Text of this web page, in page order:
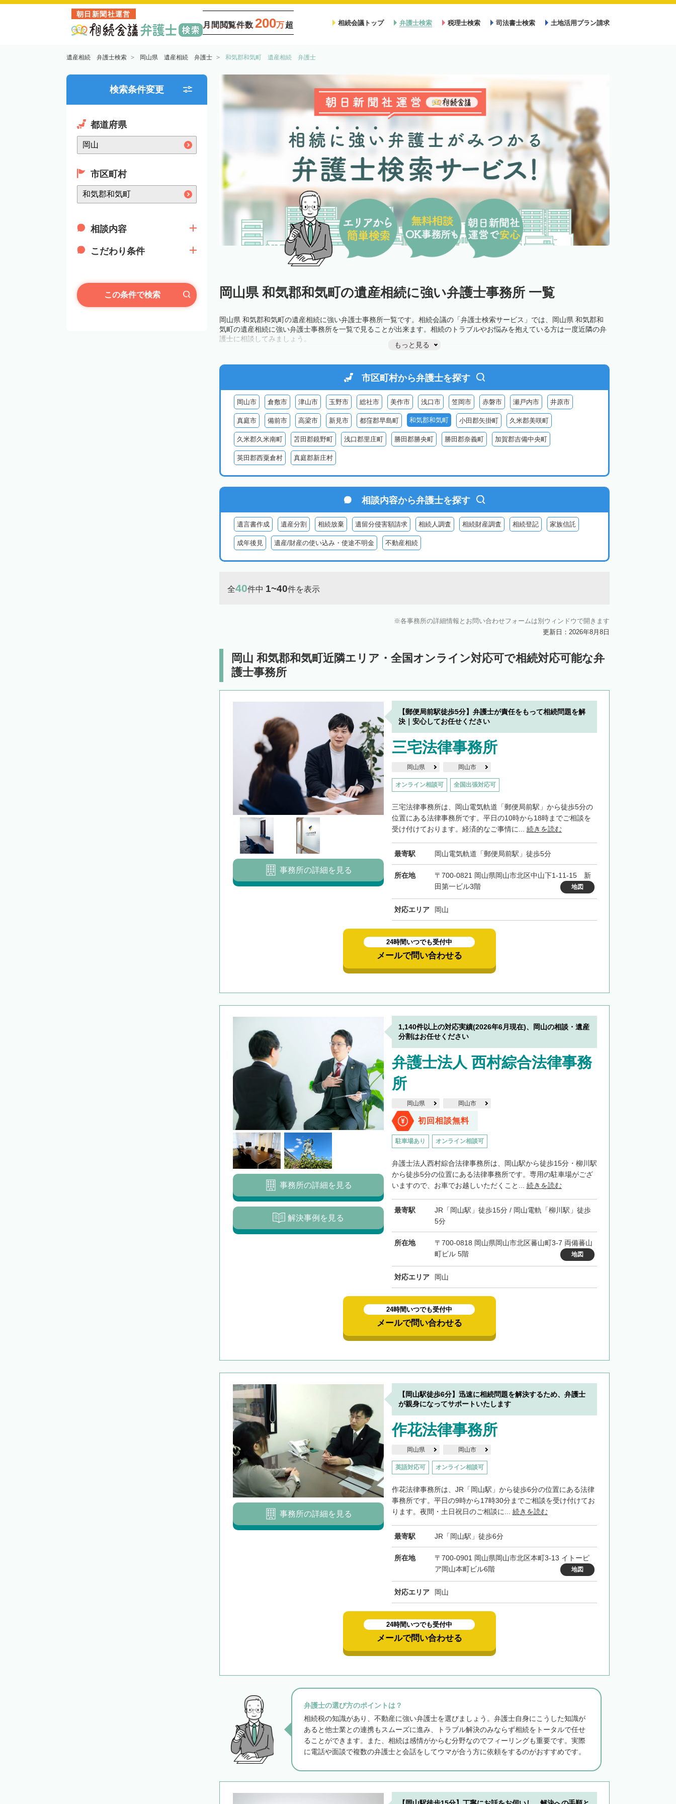
朝日新聞社運営
月間閲覧件数 200万超 相続会議トップ 弁護士検索 税理士検索 司法書士検索 土地活用プラン請求
遺産相続 弁護士検索 岡山県 遺産相続 弁護士 和気郡和気町 遺産相続 弁護士
検索条件変更
都道府県
市区町村
相談内容
こだわり条件
この条件で検索 岡山県 和気郡和気町の遺産相続に強い弁護士事務所 一覧
岡山県 和気郡和気町の遺産相続に強い弁護士事務所一覧です。相続会議の「弁護士検索サービス」では、岡山県 和気郡和
気町の遺産相続に強い弁護士事務所を一覧で見ることが出来ます。相続のトラブルやお悩みを抱えている方は一度近隣の弁
護士に相談してみましょう。
もっと見る
市区町村から弁護士を探す
岡山市 倉敷市 津山市 玉野市 総社市 美作市 浅口市 笠岡市 赤磐市 瀬戸内市 井原市
真庭市 備前市 高梁市 新見市 都窪郡早島町 和気郡和気町 小田郡矢掛町 久米郡美咲町
久米郡久米南町 苫田郡鏡野町 浅口郡里庄町 勝田郡勝央町 勝田郡奈義町 加賀郡吉備中央町
英田郡西粟倉村 真庭郡新庄村
相談内容から弁護士を探す
遺言書作成 遺産分割 相続放棄 遺留分侵害額請求 相続人調査 相続財産調査 相続登記 家族信託
成年後見 遺産/財産の使い込み・使途不明金 不動産相続
全40件中 1~40件を表示
各事務所の詳細情報とお問い合わせフォームは別ウィンドウで開きます
更新日：2026年8月8日
岡山 和気郡和気町近隣エリア・全国オンライン対応可で相続対応可能な弁
護士事務所
【郵便局前駅徒歩5分】弁護士が責任をもって相続問題を解
決｜安心してお任せください
三宅法律事務所
岡山県 岡山市
オンライン相談可 全国出張対応可
三宅法律事務所は、岡山電気軌道「郵便局前駅」から徒歩5分の
位置にある法律事務所です。平日の10時から18時までご相談を
受け付けております。経済的なご事情に... 続きを読む
最寄駅 岡山電気軌道「郵便局前駅」徒歩5分
所在地
〒700-0821 岡山県岡山市北区中山下1-11-15 新
田第一ビル3階
地図
対応エリア 岡山
事務所の詳細を見る
24時間いつでも受付中
メールで問い合わせる
1,140件以上の対応実績(2026年6月現在)、岡山の相談・遺産
分割はお任せください
弁護士法人 西村綜合法律事務
所
岡山県 岡山市
初回相談無料
駐車場あり オンライン相談可
弁護士法人西村綜合法律事務所は、岡山駅から徒歩15分・柳川駅
から徒歩5分の位置にある法律事務所です。専用の駐車場がござ
いますので、お車でお越しいただくこと... 続きを読む
最寄駅
JR「岡山駅」徒歩15分 / 岡山電軌「柳川駅」徒歩
5分
所在地
〒700-0818 岡山県岡山市北区蕃山町3-7 両備蕃山
町ビル 5階
地図
対応エリア 岡山
事務所の詳細を見る
解決事例を見る
24時間いつでも受付中
メールで問い合わせる
【岡山駅徒歩6分】迅速に相続問題を解決するため、弁護士
が親身になってサポートいたします
作花法律事務所
岡山県 岡山市
英語対応可 オンライン相談可
作花法律事務所は、JR「岡山駅」から徒歩6分の位置にある法律
事務所です。平日の9時から17時30分までご相談を受け付けてお
ります。夜間・土日祝日のご相談に... 続きを読む
最寄駅 JR「岡山駅」徒歩6分
所在地
〒700-0901 岡山県岡山市北区本町3-13 イトーピ
ア岡山本町ビル6階
地図
対応エリア 岡山
事務所の詳細を見る
24時間いつでも受付中
メールで問い合わせる
弁護士の選び方のポイントは？
相続税の知識があり、不動産に強い弁護士を選びましょう。弁護士自身にこうした知識が
あると他士業との連携もスムーズに進み、トラブル解決のみならず相続をトータルで任せ
ることができます。また、相続は感情がからむ分野なのでフィーリングも重要です。実際
に電話や面談で複数の弁護士と会話をしてウマが合う方に依頼をするのがおすすめです。